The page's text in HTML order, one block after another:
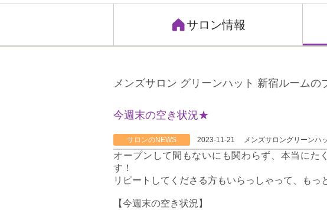
サロン情報
メンズサロン グリーンハット 新宿ルームの
今週末の空き状況★
サロンのNEWS 2023-11-21 メンズサロングリーンハ
オープンして間もないにも関わらず、本当にた
す！
リピートしてくださる方もいらっしゃって、も
【今週末の空き状況】